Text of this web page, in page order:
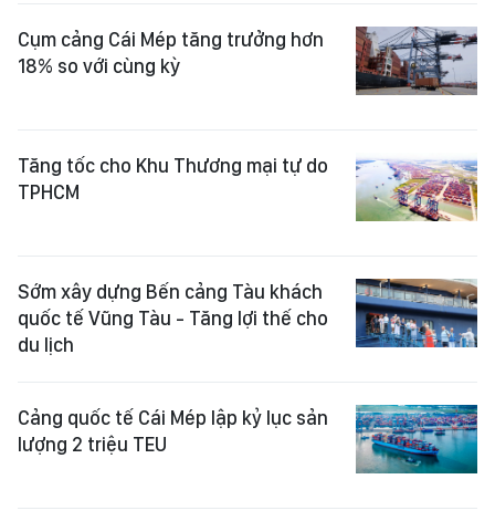
Cụm cảng Cái Mép tăng trưởng hơn
18% so với cùng kỳ
Tăng tốc cho Khu Thương mại tự do
TPHCM
Sớm xây dựng Bến cảng Tàu khách
quốc tế Vũng Tàu - Tăng lợi thế cho
du lịch
Cảng quốc tế Cái Mép lập kỷ lục sản
lượng 2 triệu TEU